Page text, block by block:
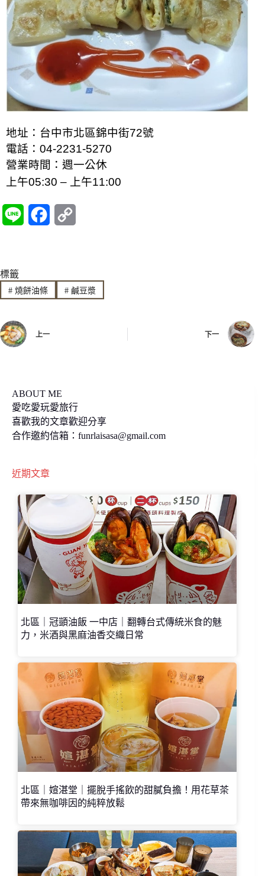
地址：台中市北區錦中街72號
電話：04-2231-5270
營業時間：週一公休
上午05:30 – 上午11:00
e e
b
y
L
標籤
#燒餅油條 #鹹豆漿
上一 下一
ABOUT ME
愛吃愛玩愛旅行
喜歡我的文章歡迎分享
合作邀約信箱： funrlaisasa@gmail.com
近期文章
北區｜冠顗油飯 一中店｜翻轉台式傳統米食的魅
力，米酒與黑麻油香交織日常
北區｜媗湛堂｜擺脫手搖飲的甜膩負擔！用花草茶
帶來無咖啡因的純粹放鬆